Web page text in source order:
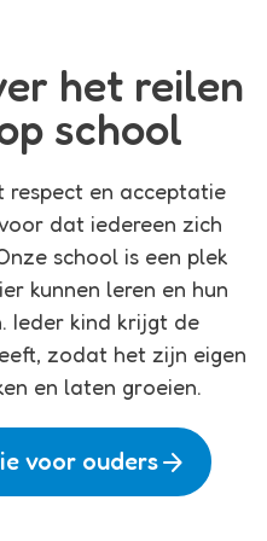
het reilen
school
respect en acceptatie
dat iedereen zich
school is een plek
kunnen leren en hun
Ieder kind krijgt de
zodat het zijn eigen
en laten groeien.
voor oudersarrow_forward